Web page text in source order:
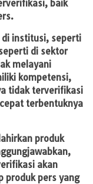
baik
di institusi, seperti
di sektor
melayani
kompetensi,
tidak terverifikasi
terbentuknya
produk
akan
produk pers yang